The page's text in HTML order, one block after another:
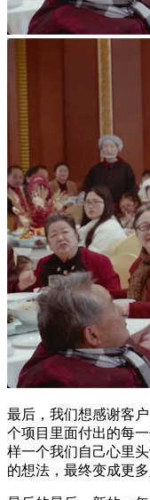
最后，我们想感谢客
个项目里面付出的每
样一个我们自己心里
的想法，最终变成更